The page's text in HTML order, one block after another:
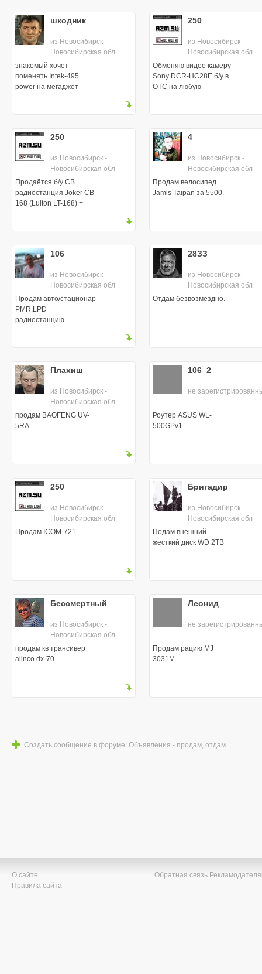
шкодник
из Новосибирск -
Новосибирская обл
знакомый хочет
поменять Intek-495
power на мегаджет
250
из Новосибирск -
Новосибирская обл
Обменяю видео камеру
Sony DCR-HC28E б/у в
ОТС на любую
250
из Новосибирск -
Новосибирская обл
Продаётся б/у CB
радиостанция Joker CB-
168 (Luiton LT-168) =
4
из Новосибирск -
Новосибирская обл
Продам велосипед
Jamis Taipan за 5500.
106
из Новосибирск -
Новосибирская обл
Продам авто/стационар
PMR,LPD
радиостанцию.
28ЗЗ
из Новосибирск -
Новосибирская обл
Отдам безвозмездно.
Плахиш
из Новосибирск -
Новосибирская обл
продам BAOFENG UV-
5RA
106_2
не
Роутер ASUS WL-
500GPv1
250
из Новосибирск -
Новосибирская обл
Продам ICOM-721
Бригадир
из Новосибирск -
Новосибирская обл
Подам внешний
жесткий диск WD 2TB
Бессмертный
из Новосибирск -
Новосибирская обл
продам кв трансивер
alinco dx-70
Леонид
не
Продам рацию MJ
3031M
Создать сообщение в форуме: Объявления - продам, отдам
О сайте
Правила сайта
Обратная связь